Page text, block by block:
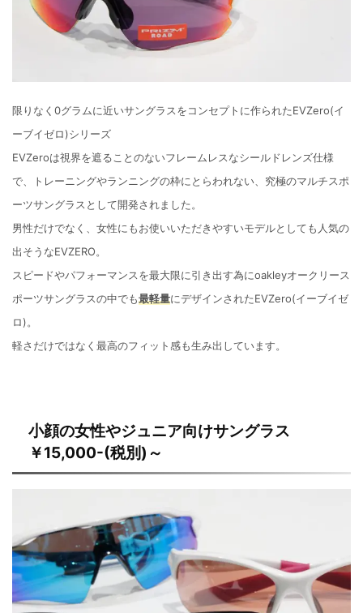
限りなく0グラムに近いサングラスをコンセプトに作られたEVZero(イ
ーブイゼロ)シリーズ
EVZeroは視界を遮ることのないフレームレスなシールドレンズ仕様
で、トレーニングやランニングの枠にとらわれない、究極のマルチスポ
ーツサングラスとして開発されました。
男性だけでなく、女性にもお使いいただきやすいモデルとしても人気の
出そうなEVZERO。
スピードやパフォーマンスを最大限に引き出す為にoakleyオークリース
ポーツサングラスの中でも最軽量にデザインされたEVZero(イーブイゼ
ロ)。
軽さだけではなく最高のフィット感も生み出しています。
小顔の女性やジュニア向けサングラス
￥15,000-(税別)～